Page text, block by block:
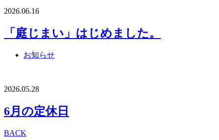
2026.06.16
「庭じまい」はじめました。
お知らせ
2026.05.28
6月の定休日
BACK